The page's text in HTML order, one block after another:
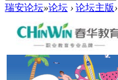
瑞安论坛»论坛 › 论坛主版›